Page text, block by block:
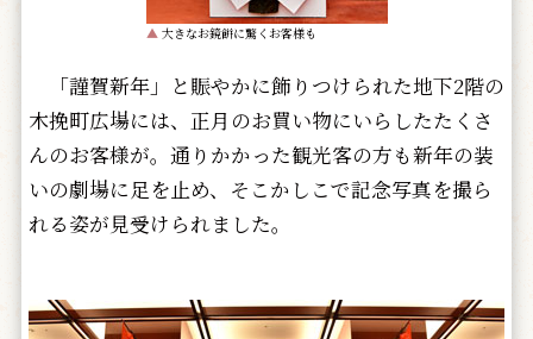
▲ 大きなお鏡餅に驚くお客様も
「謹賀新年」と賑やかに飾りつけられた地下2階の
木挽町広場には、正月のお買い物にいらしたたくさ
んのお客様が。通りかかった観光客の方も新年の装
いの劇場に足を止め、そこかしこで記念写真を撮ら
れる姿が見受けられました。